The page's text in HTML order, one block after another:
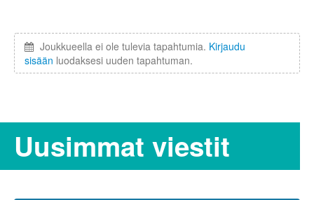
Joukkueella ei ole tulevia tapahtumia. Kirjaudu
sisään luodaksesi uuden tapahtuman.
Uusimmat viestit